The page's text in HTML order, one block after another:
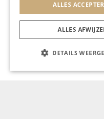
ALLES
ALLES
DETAILS